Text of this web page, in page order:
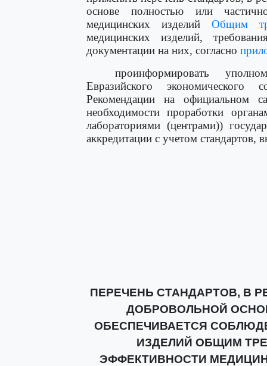
основе полностью или частично
медицинских изделий Общим
медицинских изделий,
документации на них, согласно
проинформировать
Евразийского
Рекомендации на официальном
необходимости проработки
лабораториями (центрами))
аккредитации с учетом
ПЕРЕЧЕНЬ СТАНДАРТОВ, В
ДОБРОВОЛЬНОЙ
ОБЕСПЕЧИВАЕТСЯ
ИЗДЕЛИЙ ОБЩИМ
ЭФФЕКТИВНОСТИ